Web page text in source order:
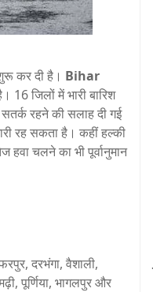
कर दी है। Bihar
जिलों में भारी बारिश
रहने की सलाह दी गई
रह सकता है। कहीं हल्की
चलने का भी पूर्वानुमान
दरभंगा, वैशाली,
पूर्णिया, भागलपुर और